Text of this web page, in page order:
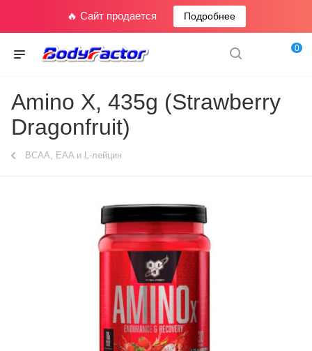
🔥 Сайт продается Подробнее
0
Amino X, 435g (Strawberry
Dragonfruit)
BCAA, EAA и L-лейцин